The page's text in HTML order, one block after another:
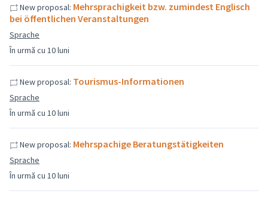
În urmă cu 10 luni
New proposal: Mehrsprachigkeit bzw. zumindest Englisch
bei öffentlichen Veranstaltungen
Sprache
În urmă cu 10 luni
New proposal: Tourismus-Informationen
Sprache
În urmă cu 10 luni
New proposal: Mehrspachige Beratungstätigkeiten
Sprache